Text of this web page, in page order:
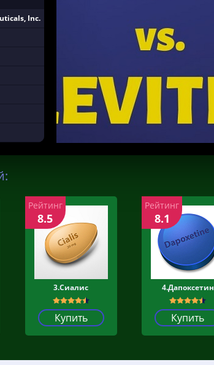
Inc.
3.Сиалис
Купить
Рейтинг
8.5
4.Дапоксетин
Купить
Рейтинг
8.1